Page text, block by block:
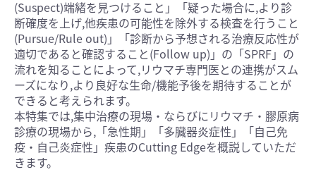
(Suspect)端緒を見つけること」「疑った場合に,より診
断確度を上げ,他疾患の可能性を除外する検査を行うこと
(Pursue/Rule out)」「診断から予想される治療反応性が
適切であると確認すること(Follow up)」の「SPRF」の
流れを知ることによって,リウマチ専門医との連携がスム
ーズになり,より良好な生命/機能予後を期待することが
できると考えられます。
本特集では,集中治療の現場・ならびにリウマチ・膠原病
診療の現場から,「急性期」「多臓器炎症性」「自己免
疫・自己炎症性」疾患のCutting Edgeを概説していただ
きます。